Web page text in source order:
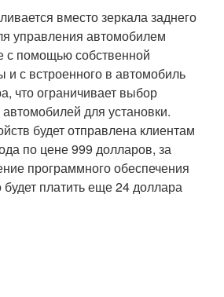
вместо зеркала заднего
управления автомобилем
помощью собственной
с встроенного в автомобиль
что ограничивает выбор
для установки.
будет отправлена клиентам
по цене 999 долларов, за
программного обеспечения
платить еще 24 доллара